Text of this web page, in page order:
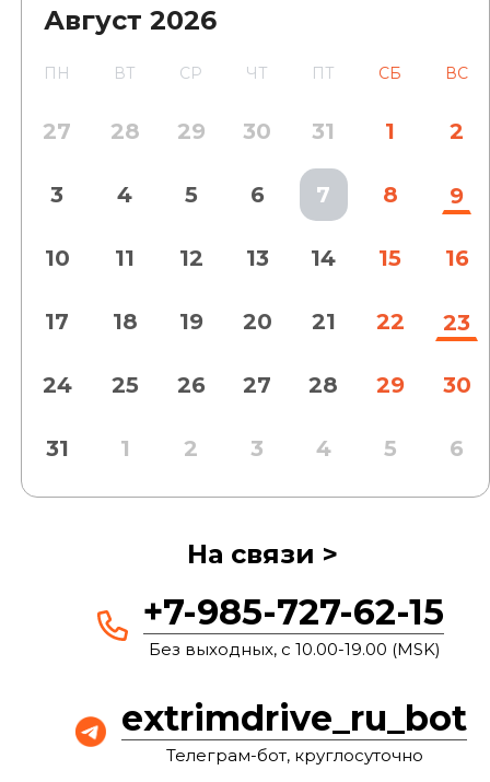
Август 2026
ПН ВТ СР ЧТ ПТ СБ ВС
27 28 29 30 31 1 2
3 4 5 6 7 8 9
10 11 12 13 14 15 16
17 18 19 20 21 22 23
24 25 26 27 28 29 30
31 1 2 3 4 5 6
На связи >
+7-985-727-62-15
Без выходных, с 10.00-19.00 (MSK)
extrimdrive_ru_bot
Телеграм-бот, круглосуточно